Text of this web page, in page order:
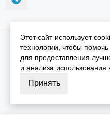
2026 ©
Этот сайт использует
технологии, чтобы
для предоставления
и анализа использования
Принять